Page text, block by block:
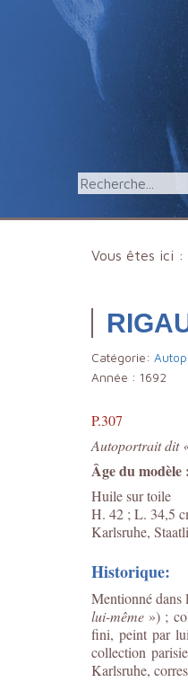
Vous êtes ici :
Catégorie:
Année : 1692
P.307
Autoportrait dit
Âge du modèle
Huile sur toile
H. 42 ; L. 34,5
Karlsruhe,
Historique:
Mentionné dans
lui-même ») ;
fini, peint par
collection
Karlsruhe,